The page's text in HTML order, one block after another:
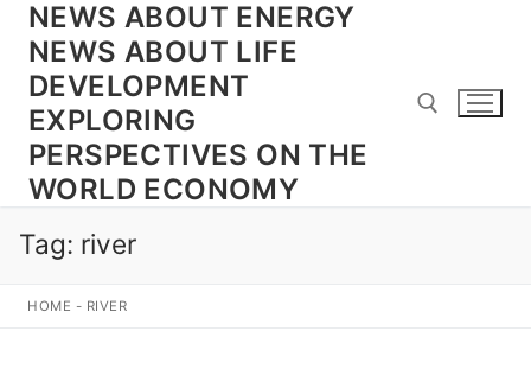
Skip
content
NEWS ABOUT ENERGY
NEWS ABOUT LIFE
DEVELOPMENT
EXPLORING
PERSPECTIVES ON THE
WORLD ECONOMY
Search for:
Tag: river
HOME - RIVER